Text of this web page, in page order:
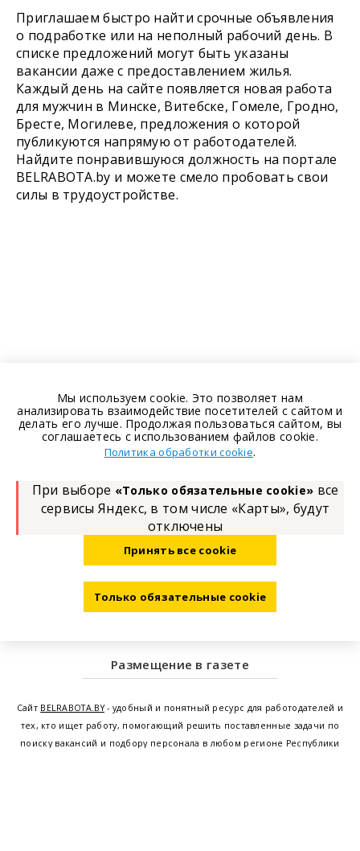
Приглашаем быстро найти срочные объявления
о подработке или на неполный рабочий день. В
списке предложений могут быть указаны
вакансии даже с предоставлением жилья.
Каждый день на сайте появляется новая работа
для мужчин в Минске, Витебске, Гомеле, Гродно,
Бресте, Могилеве, предложения о которой
публикуются напрямую от работодателей.
Найдите понравившуюся должность на портале
BELRABOTA.by и можете смело пробовать свои
силы в трудоустройстве.
Размещение в газете
Сайт BELRABOTA.BY- удобный и понятный ресурс для работодателей и
тех, кто ищет работу, помогающий решить поставленные задачи по
поиску вакансий и подбору персонала в любом регионе Республики
Мы используем cookie. Это позволяет нам
анализировать взаимодействие посетителей с сайтом и
делать его лучше. Продолжая пользоваться сайтом, вы
соглашаетесь с использованием файлов cookie.
Политика обработки cookie.
При выборе «Только обязательные cookie» все
сервисы Яндекс, в том числе «Карты», будут
отключены
Принять все cookie
Только обязательные cookie